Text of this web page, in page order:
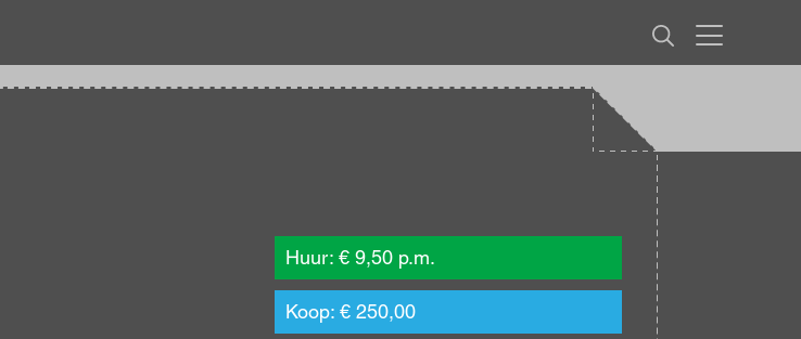
Huur: € 9,50 p.m.
Koop: € 250,00